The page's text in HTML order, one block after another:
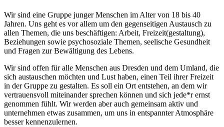
Wir sind eine Gruppe junger Menschen im Alter von 18 bis 40
Jahren. Uns geht es vor allem um den gegenseitigen Austausch zu
allen Themen, die uns beschäftigen: Arbeit, Freizeit(gestaltung),
Beziehungen sowie psychosoziale Themen, seelische Gesundheit
und Fragen zur Bewältigung des Lebens.
Wir sind offen für alle Menschen aus Dresden und dem Umland, die
sich austauschen möchten und Lust haben, einen Teil ihrer Freizeit
in der Gruppe zu gestalten. Es soll ein Ort entstehen, an dem wir
vertrauensvoll miteinander sprechen können und sich jede*r ernst
genommen fühlt. Wir werden aber auch gemeinsam aktiv und
unternehmen etwas zusammen, um uns in entspannter Atmosphäre
besser kennenzulernen.